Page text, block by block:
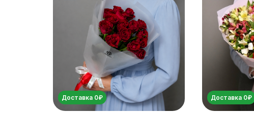
Доставка 0₽ Доставка 0₽